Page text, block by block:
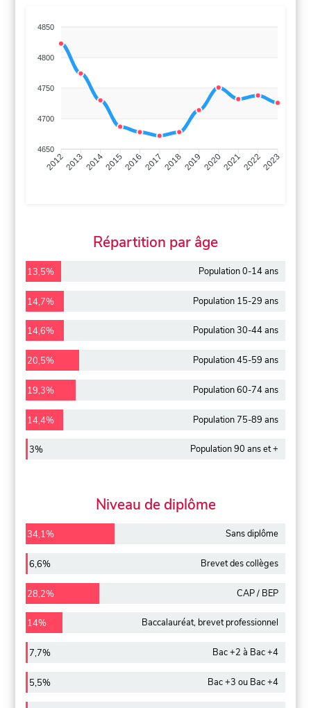
4850
4800
4750
4700
4650
201220132014201520162017 20182019 2020202120222023
Répartition par âge
13,5% Population 0-14 ans
14,7% Population 15-29 ans
14,6% Population 30-44 ans
20,5% Population 45-59 ans
19,3% Population 60-74 ans
14,4% Population 75-89 ans
3% Population 90 ans et +
Niveau de diplôme
34,1% Sans diplôme
6,6% Brevet des collèges
28,2% CAP / BEP
14% Baccalauréat, brevet professionnel
7,7% Bac +2 à Bac +4
5,5% Bac +3 ou Bac +4